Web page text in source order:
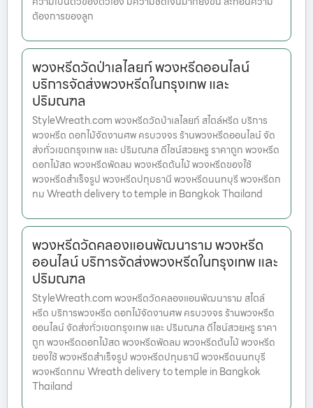
ต้องการของลูก
พวงหรีดวัดป่าเลไลยก์ พวงหรีดออนไลน์
บริการจัดส่งพวงหรีดในกรุงเทพ และ
ปริมณฑล
StyleWreath.com พวงหรีดวัดป่าเลไลยก์ สไตล์หรีด บริการ
พวงหรีด ดอกไม้จัดงานศพ ครบวงจร ร้านพวงหรีดออนไลน์ จัด
ส่งทั่วเขตกรุงเทพ และ ปริมณฑล ดีไซน์สวยหรู ราคาถูก พวงหรีด
ดอกไม้สด พวงหรีดพัดลม พวงหรีดต้นไม้ พวงหรีดของใช้
พวงหรีดสำเร็จรูป พวงหรีดปทุมธานี พวงหรีดนนทบุรี พวงหรีดก
ทม Wreath delivery to temple in Bangkok Thailand
พวงหรีดวัดคลองแอนพัฒนาราม พวงหรีด
ออนไลน์ บริการจัดส่งพวงหรีดในกรุงเทพ และ
ปริมณฑล
StyleWreath.com พวงหรีดวัดคลองแอนพัฒนาราม สไตล์
หรีด บริการพวงหรีด ดอกไม้จัดงานศพ ครบวงจร ร้านพวงหรีด
ออนไลน์ จัดส่งทั่วเขตกรุงเทพ และ ปริมณฑล ดีไซน์สวยหรู ราคา
ถูก พวงหรีดดอกไม้สด พวงหรีดพัดลม พวงหรีดต้นไม้ พวงหรีด
ของใช้ พวงหรีดสำเร็จรูป พวงหรีดปทุมธานี พวงหรีดนนทบุรี
พวงหรีดกทม Wreath delivery to temple in Bangkok
Thailand